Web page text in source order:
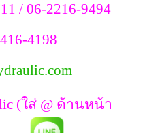
/ 06-2216-9494
4198
(ใส่ @ ด้านหน้า